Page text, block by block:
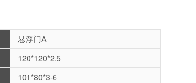
悬浮门A
120*120*2.5
101*80*3-6